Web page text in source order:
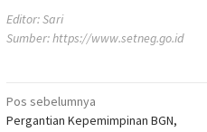
Editor: Sari
Sumber:https://www.setneg.go.id
Navigasi
Pos sebelumnya
Pergantian Kepemimpinan BGN,